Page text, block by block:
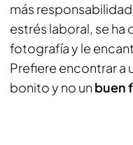
más
estrés laboral, se
fotografía y le
Prefiere encontrar a
bonito y no un buen